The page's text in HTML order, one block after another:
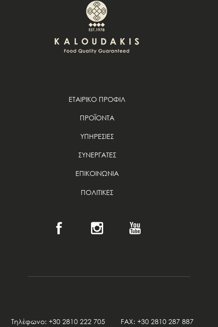
ΕΤΑΙΡΙΚΟ ΠΡΟΦΙΛ
ΠΡΟΪΟΝΤΑ
ΥΠΗΡΕΣΙΕΣ
ΣΥΝΕΡΓΑΤΕΣ
ΕΠΙΚΟΙΝΩΝΙΑ
ΠΟΛΙΤΙΚΕΣ
Τηλέφωνο: +30 2810 222 705 FAX: +30 2810 287 887